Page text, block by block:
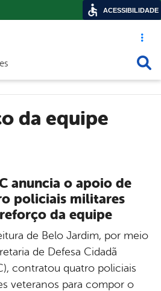
Acesso
da equipe
anuncia o apoio de
policiais militares
da equipe
de Belo Jardim, por meio
de Defesa Cidadã
contratou quatro policiais
veteranos para compor o
ACESSIBILIDADE